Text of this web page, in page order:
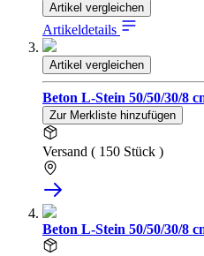
Artikel vergleichen
Artikeldetails
Artikel vergleichen
Beton L-Stein 50/50/30/8
Zur Merkliste hinzufügen
Versand ( 150 Stück )
Beton L-Stein 50/50/30/8